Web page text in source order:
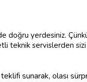
doğru yerdesiniz.
teknik servislerden
sunarak, olası